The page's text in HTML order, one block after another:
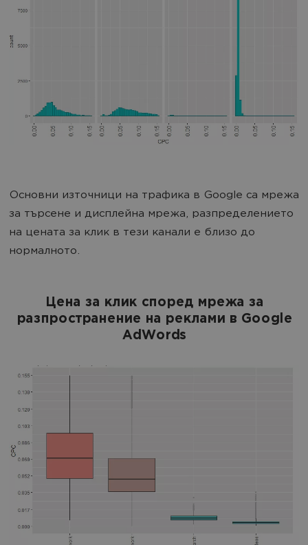
Основни източници на трафика в Google са мрежа
за търсене и дисплейна мрежа, разпределението
на цената за клик в тези канали е близо до
нормалното.
Цена за клик според мрежа за
разпространение на реклами в Google
AdWords